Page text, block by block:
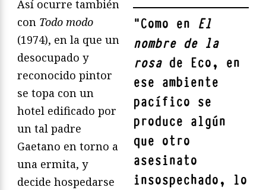
"Como en El
nombre de la
rosade Eco, en
ese ambiente
pacífico se
produce algún
que otro
asesinato
insospechado, lo
Así ocurre también
con Todo modo
(1974), en la que un
desocupado y
reconocido pintor
se topa con un
hotel edificado por
un tal padre
Gaetano en torno a
una ermita, y
decide hospedarse